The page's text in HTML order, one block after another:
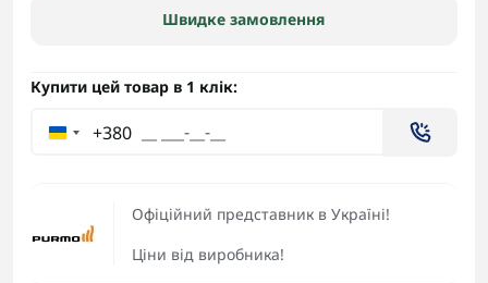
Офіційний представник в Україні!
Ціни від виробника!
Швидке замовлення
Купити цей товар в 1 клік:
+380